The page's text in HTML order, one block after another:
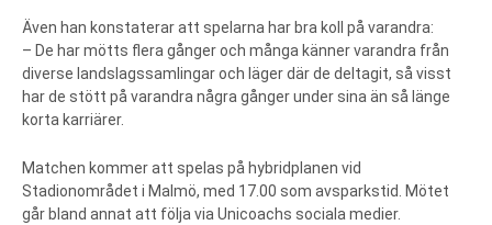
Även han konstaterar att spelarna har bra koll på varandra:
– De har mötts flera gånger och många känner varandra från
diverse landslagssamlingar och läger där de deltagit, så visst
har de stött på varandra några gånger under sina än så länge
korta karriärer.
Matchen kommer att spelas på hybridplanen vid
Stadionområdet i Malmö, med 17.00 som avsparkstid. Mötet
går bland annat att följa via Unicoachs sociala medier.